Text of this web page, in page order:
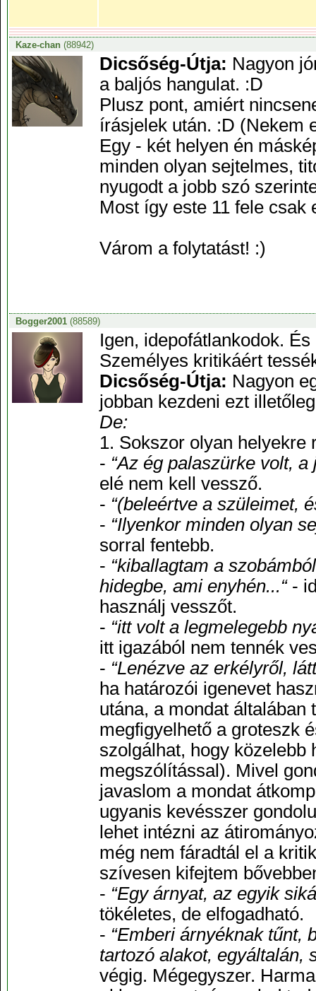
Kaze-chan(88942)
Dicsőség-Útja: Nagyon
a baljós hangulat. :D
Plusz pont, amiért
írásjelek után. :D (Nekem
Egy - két helyen én
minden olyan sejtelmes,
nyugodt a jobb szó
Most így este 11 fele csak
Várom a folytatást! :)
Bogger2001(88589)
Igen, idepofátlankodok.
Személyes kritikáért
Dicsőség-Útja: Nagyon
jobban kezdeni ezt
De:
1. Sokszor olyan helyekre
- “Az ég palaszürke volt,
elé nem kell vessző.
- “(beleértve a szüleimet,
- “Ilyenkor minden olyan
sorral fentebb.
- “kiballagtam a
hidegbe, ami enyhén...“-
használj vesszőt.
- “itt volt a legmelegebb
itt igazából nem tennék
- “Lenézve az erkélyről,
ha határozói igenevet
utána, a mondat általában
megfigyelhető a groteszk
szolgálhat, hogy közelebb
megszólítással). Mivel
javaslom a mondat
ugyanis kevésszer
lehet intézni az
még nem fáradtál el a
szívesen kifejtem
- “Egy árnyat, az egyik
tökéletes, de elfogadható.
- “Emberi árnyéknak tűnt,
tartozó alakot, egyáltalán,
végig. Mégegyszer.